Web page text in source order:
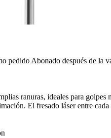
pedido Abonado después de la
ranuras, ideales para
El fresado láser entre